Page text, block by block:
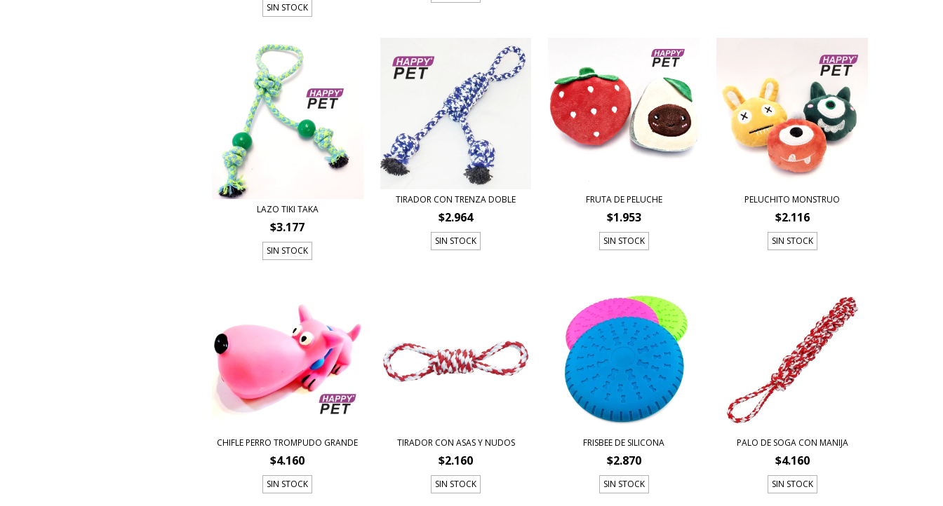
SIN STOCK
LAZO TIKI TAKA
$3.177
SIN STOCK
TIRADOR CON TRENZA DOBLE
$2.964
SIN STOCK
FRUTA DE PELUCHE
$1.953
SIN STOCK
PELUCHITO MONSTRUO
$2.116
SIN STOCK
CHIFLE PERRO TROMPUDO GRANDE
$4.160
SIN STOCK
TIRADOR CON ASAS Y NUDOS
$2.160
SIN STOCK
FRISBEE DE SILICONA
$2.870
SIN STOCK
PALO DE SOGA CON MANIJA
$4.160
SIN STOCK